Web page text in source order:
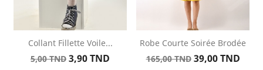
Collant Fillette Voile...
Prix
5,00 TND Prix
3,90 TND
Robe Courte Soirée Brodée
Prix
165,00 TND Prix
39,00 TND